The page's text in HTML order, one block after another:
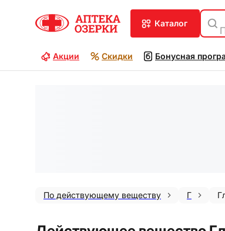
каталог
Акции Скидки Бонусная
По действующему веществу Г